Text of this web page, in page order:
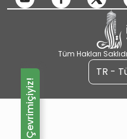
Tüm Hakları
TR -
Çevrimiçiyiz!